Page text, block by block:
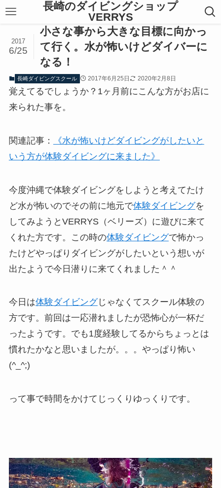
長崎のダイビングショップ
VERRYS
小さな事から大きな目標に向かっ
て行く。水が怖いけどダイバーに
なる！
2017
6/25
長崎ダイビングスクール 2017年6月25日 2020年2月8日
覚えてるでしょうか？1ヶ月前にこんな方がお店に
来られた事を。
関連記事：
《水が怖いけどダイビングがしたいと
いう方が体験ダイビングに来ました》
今度沖縄で体験ダイビングをしようと考えてたけ
ど水が怖いのでその前に地元で体験ダイビングを
してみようとVERRYS（ベリーズ）に遊びに来て
くれた方です。この時の体験ダイビングで怖かっ
たけどやっぱりダイビングがしたいという想いが
出たようで今日潜りに来てくれました＾＾
今日は体験ダイビングじゃなくてスクール体験の
方です。前回は一応潜れましたが恐怖心が一杯だ
ったようです。でも1度経験してるからちょっとは
慣れたかなと思いましたが。。。やっぱり怖い
(^_^;)
って事で時間をかけてじっくりゆっくりです。